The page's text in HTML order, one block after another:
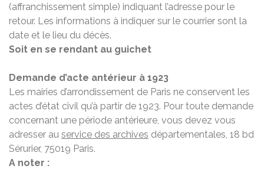
(affranchissement simple) indiquant l’adresse pour le
retour. Les informations à indiquer sur le courrier sont la
date et le lieu du décès.
Soit en se rendant au guichet
Demande d’acte antérieur à 1923
Les mairies d’arrondissement de Paris ne conservent les
actes d’état civil qu’à partir de 1923. Pour toute demande
concernant une période antérieure, vous devez vous
adresser au service des archives départementales, 18 bd
Sérurier, 75019 Paris.
A noter :